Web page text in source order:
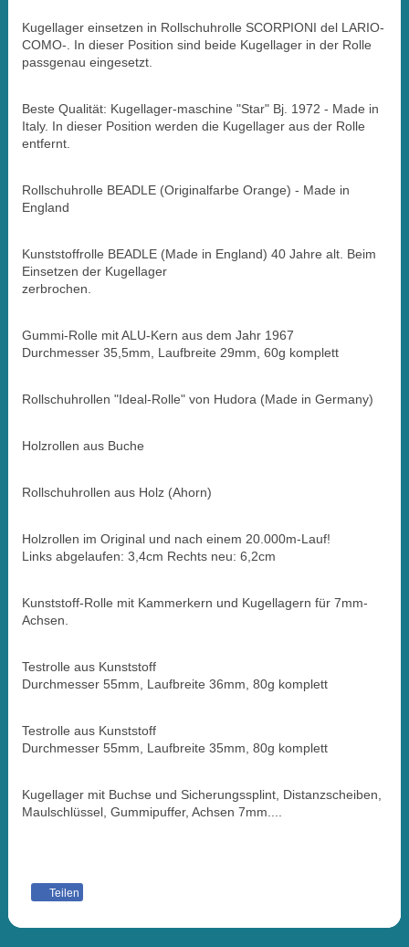
Kugellager einsetzen in Rollschuhrolle SCORPIONI del LARIO-
COMO-. In dieser Position sind beide Kugellager in der Rolle
passgenau eingesetzt.
Beste Qualität: Kugellager-maschine "Star" Bj. 1972 - Made in
Italy. In dieser Position werden die Kugellager aus der Rolle
entfernt.
Rollschuhrolle BEADLE (Originalfarbe Orange) - Made in
England
Kunststoffrolle BEADLE (Made in England) 40 Jahre alt. Beim
Einsetzen der Kugellager
zerbrochen.
Gummi-Rolle mit ALU-Kern aus dem Jahr 1967
Durchmesser 35,5mm, Laufbreite 29mm, 60g komplett
Rollschuhrollen "Ideal-Rolle" von Hudora (Made in Germany)
Holzrollen aus Buche
Rollschuhrollen aus Holz (Ahorn)
Holzrollen im Original und nach einem 20.000m-Lauf!
Links abgelaufen: 3,4cm Rechts neu: 6,2cm
Kunststoff-Rolle mit Kammerkern und Kugellagern für 7mm-
Achsen.
Testrolle aus Kunststoff
Durchmesser 55mm, Laufbreite 36mm, 80g komplett
Testrolle aus Kunststoff
Durchmesser 55mm, Laufbreite 35mm, 80g komplett
Kugellager mit Buchse und Sicherungssplint, Distanzscheiben,
Maulschlüssel, Gummipuffer, Achsen 7mm....
Teilen